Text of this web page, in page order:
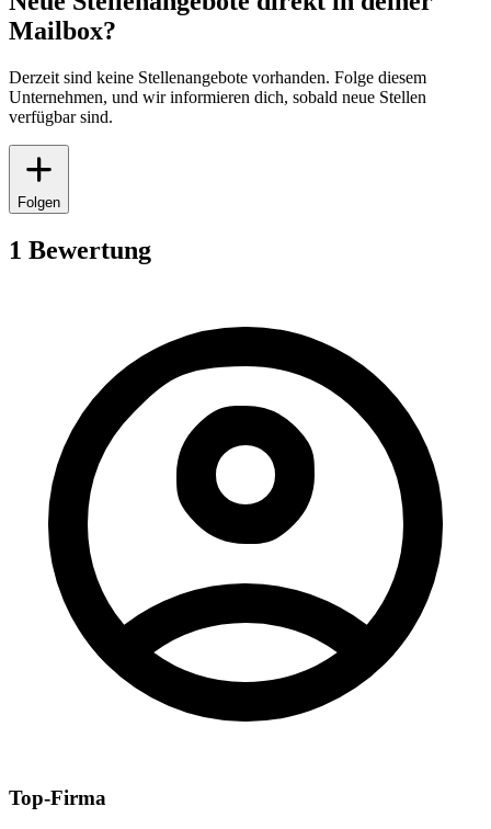
Mailbox?
Derzeit sind keine Stellenangebote vorhanden. Folge diesem
Unternehmen, und wir informieren dich, sobald neue Stellen
verfügbar sind.
Folgen
1 Bewertung
Top-Firma